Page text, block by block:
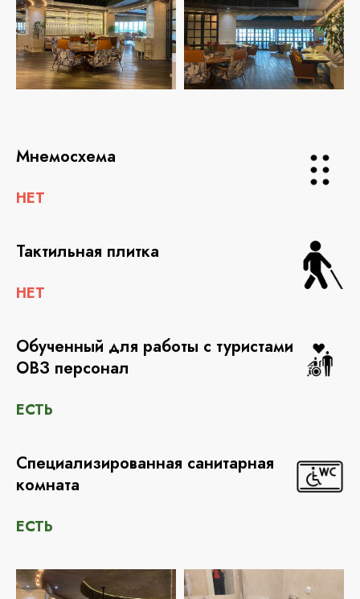
Мнемосхема
НЕТ
Тактильная плитка
НЕТ
Обученный для работы с туристами
ОВЗ персонал
ЕСТЬ
Специализированная санитарная
комната
ЕСТЬ